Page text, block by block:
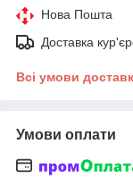
Нова Пошта
Доставка
Всі умови
Умови оплати